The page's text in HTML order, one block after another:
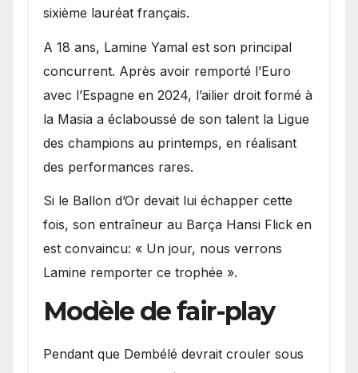
sixième lauréat français.
A 18 ans, Lamine Yamal est son principal
concurrent. Après avoir remporté l’Euro
avec l’Espagne en 2024, l’ailier droit formé à
la Masia a éclaboussé de son talent la Ligue
des champions au printemps, en réalisant
des performances rares.
Si le Ballon d’Or devait lui échapper cette
fois, son entraîneur au Barça Hansi Flick en
est convaincu: « Un jour, nous verrons
Lamine remporter ce trophée ».
Modèle de fair-play
Pendant que Dembélé devrait crouler sous